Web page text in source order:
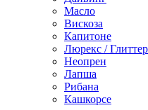
Масло
Вискоза
Капитоне
Люрекс / Глиттер
Неопрен
Лапша
Рибана
Кашкорсе